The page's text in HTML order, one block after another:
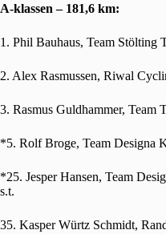
A-klassen – 181,6 km:
1. Phil Bauhaus, Team Stölting
2. Alex Rasmussen, Riwal
3. Rasmus Guldhammer, Team
*5. Rolf Broge, Team Designa
*25. Jesper Hansen, Team
s.t.
35. Kasper Würtz Schmidt,